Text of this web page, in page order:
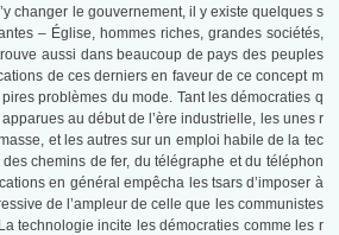
changer le gouvernement, il y existe quelques s
– Église, hommes riches, grandes sociétés,
aussi dans beaucoup de pays des peuples
de ces derniers en faveur de ce concept m
problèmes du mode. Tant les démocraties q
au début de l’ère industrielle, les unes r
et les autres sur un emploi habile de la tec
chemins de fer, du télégraphe et du téléphon
en général empêcha les tsars d’imposer à
de l’ampleur de celle que les communistes
technologie incite les démocraties comme les r